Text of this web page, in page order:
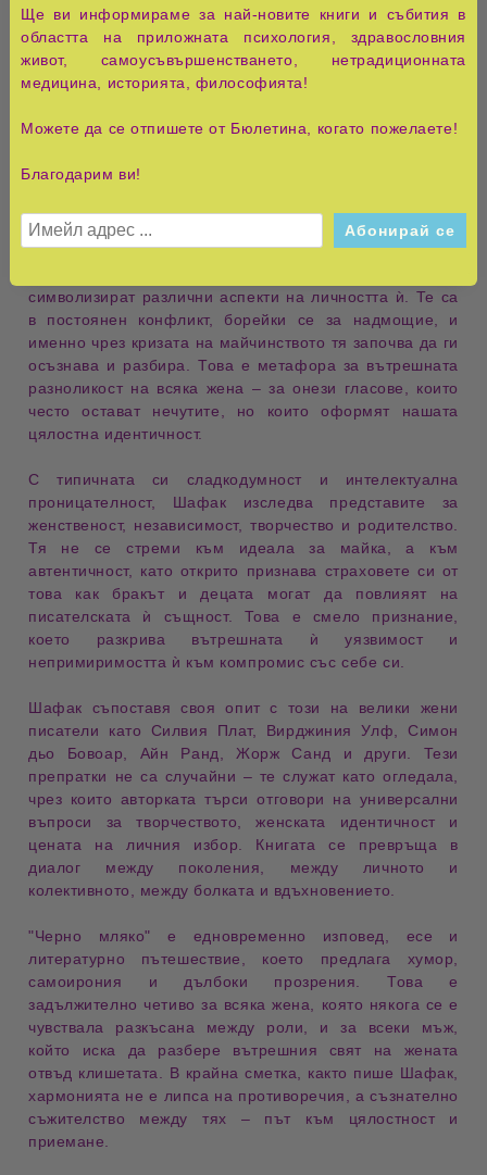
Черно мляко: За писането, майчинството и харема
вътре в нас, Елиф Шафак еавтобиографична изповед,
която съчетавалитературна елегантност,емоционална
дълбочинаиинтелектуално търсене
бъдеписателкаи очакванията към нея катомайка и
депресия, която я откъсва от писането – нейната най-
Книгата представявъображаем харемотшест малки
символизират различниаспекти на личността ѝ. Те са
в постоянен конфликт, борейки се за надмощие, и
именно чрез кризата на майчинството тя започва да ги
осъзнава и разбира
. Това е метафора за вътрешната
разноликост на всяка жена – за онези гласове, които
често остават нечутите, но които оформят нашата
цялостна идентичност.
С типичната си сладкодумност и интелектуална
проницателност, Шафак изследва представите за
женственост, независимост,творчество и родителство
Тя не се стреми към идеала за майка, а към
автентичност, като открито признава страховете си от
това как бракът и децата
могат да повлияят на
писателската ѝ същност. Това е смело признание
което разкрива вътрешната ѝ уязвимост и
непримиримостта ѝ към компромис със себе си
Шафак съпоставя своя опит с този на велики жени
писатели като Силвия Плат, Вирджиния Улф ,Симон
дьо Бовоар
Айн Ранд Жорж Санд
и други. Тези
препратки не са случайни – те служат като огледала
чрез които авторката търсиотговори на универсални
въпроси
затворчеството ,женската идентичност и
цената на личния избор . Книгата се превръща в
диалог между поколения , между личното и
колективното
, между болката и вдъхновението
"Черно мляко" е едновременно изповед есе и
литературно пътешествие
, което предлага хумор
самоирония
и дълбоки прозрения . Това е
задължително четиво за всяка жена, която някога се е
чувствала разкъсана между роли , и за всеки мъж,
който иска да разбере вътрешния свят на жената
отвъд клишетата. В крайна сметка, както пише Шафак,
хармонията не е липса на противоречия
, асъзнателно
съжителство между тях – път към цялостност и
приемане
Ще ви информираме за най-новите книги и събития в
областта на приложната психология, здравословния
живот, самоусъвършенстването, нетрадиционната
медицина, историята, философията!
Можете да се отпишете от Бюлетина, когато пожелаете!
Благодарим ви!